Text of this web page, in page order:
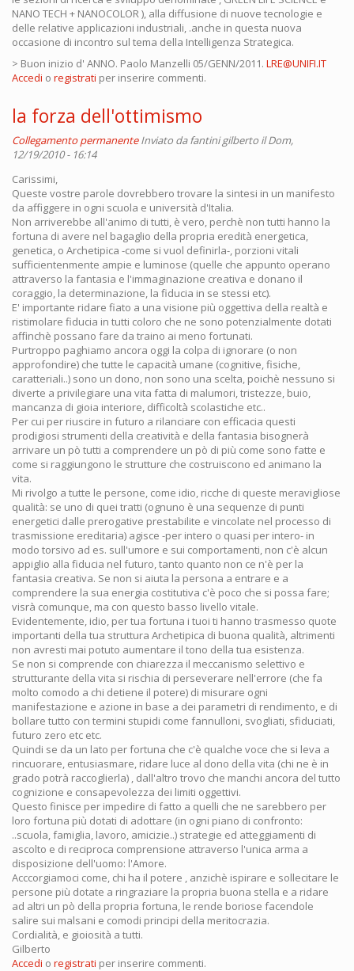
NANO TECH + NANOCOLOR ), alla diffusione di nuove tecnologie e
delle relative applicazioni industriali, .anche in questa nuova
occasione di incontro sul tema della Intelligenza Strategica.
> Buon inizio d' ANNO. Paolo Manzelli 05/GENN/2011. LRE@UNIFI.IT
Accedi o registrati per inserire commenti.
la forza dell'ottimismo
Collegamento permanente Inviato dafantini gilberto il Dom,
12/19/2010 - 16:14
Carissimi,
Queste vostre parole dovrebbero trovare la sintesi in un manifesto
da affiggere in ogni scuola e università d'Italia.
Non arriverebbe all'animo di tutti, è vero, perchè non tutti hanno la
fortuna di avere nel bagaglio della propria eredità energetica,
genetica, o Archetipica -come si vuol definirla-, porzioni vitali
sufficientenmente ampie e luminose (quelle che appunto operano
attraverso la fantasia e l'immaginazione creativa e donano il
coraggio, la determinazione, la fiducia in se stessi etc).
E' importante ridare fiato a una visione più oggettiva della realtà e
ristimolare fiducia in tutti coloro che ne sono potenzialmente dotati
affinchè possano fare da traino ai meno fortunati.
Purtroppo paghiamo ancora oggi la colpa di ignorare (o non
approfondire) che tutte le capacità umane (cognitive, fisiche,
caratteriali..) sono un dono, non sono una scelta, poichè nessuno si
diverte a privilegiare una vita fatta di malumori, tristezze, buio,
mancanza di gioia interiore, difficoltà scolastiche etc..
Per cui per riuscire in futuro a rilanciare con efficacia questi
prodigiosi strumenti della creatività e della fantasia bisognerà
arrivare un pò tutti a comprendere un pò di più come sono fatte e
come si raggiungono le strutture che costruiscono ed animano la
vita.
Mi rivolgo a tutte le persone, come idio, ricche di queste meravigliose
qualità: se uno di quei tratti (ognuno è una sequenze di punti
energetici dalle prerogative prestabilite e vincolate nel processo di
trasmissione ereditaria) agisce -per intero o quasi per intero- in
modo torsivo ad es. sull'umore e sui comportamenti, non c'è alcun
appiglio alla fiducia nel futuro, tanto quanto non ce n'è per la
fantasia creativa. Se non si aiuta la persona a entrare e a
comprendere la sua energia costitutiva c'è poco che si possa fare;
visrà comunque, ma con questo basso livello vitale.
Evidentemente, idio, per tua fortuna i tuoi ti hanno trasmesso quote
importanti della tua struttura Archetipica di buona qualità, altrimenti
non avresti mai potuto aumentare il tono della tua esistenza.
Se non si comprende con chiarezza il meccanismo selettivo e
strutturante della vita si rischia di perseverare nell'errore (che fa
molto comodo a chi detiene il potere) di misurare ogni
manifestazione e azione in base a dei parametri di rendimento, e di
bollare tutto con termini stupidi come fannulloni, svogliati, sfiduciati,
futuro zero etc etc.
Quindi se da un lato per fortuna che c'è qualche voce che si leva a
rincuorare, entusiasmare, ridare luce al dono della vita (chi ne è in
grado potrà raccoglierla) , dall'altro trovo che manchi ancora del tutto
cognizione e consapevolezza dei limiti oggettivi.
Questo finisce per impedire di fatto a quelli che ne sarebbero per
loro fortuna più dotati di adottare (in ogni piano di confronto:
..scuola, famiglia, lavoro, amicizie..) strategie ed atteggiamenti di
ascolto e di reciproca comprensione attraverso l'unica arma a
disposizione dell'uomo: l'Amore.
Acccorgiamoci come, chi ha il potere , anzichè ispirare e sollecitare le
persone più dotate a ringraziare la propria buona stella e a ridare
ad altri un pò della propria fortuna, le rende boriose facendole
salire sui malsani e comodi principi della meritocrazia.
Cordialità, e gioiosità a tutti.
Gilberto
Accedi o registrati per inserire commenti.